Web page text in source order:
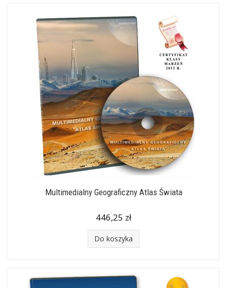
Multimedialny Geograficzny Atlas Świata
446,25 zł
Do koszyka